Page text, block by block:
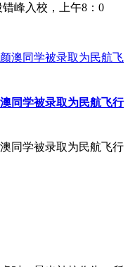
峰入校，上午8：0
同学被录取为民航飞行
同学被录取为民航飞行